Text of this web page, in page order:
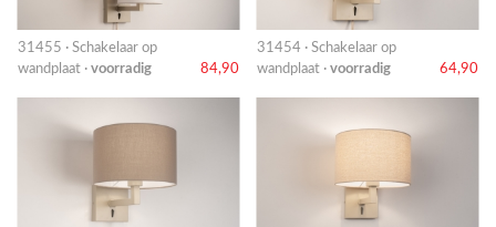
31455 · Schakelaar op
wandplaat · voorradig 84,90
31454 · Schakelaar op
wandplaat · voorradig 64,90